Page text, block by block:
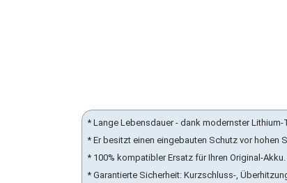
* Lange Lebensdauer - dank modernster
* Er besitzt einen eingebauten Schutz vor hohen
* 100% kompatibler Ersatz für Ihren Original-Akku.
* Garantierte Sicherheit: Kurzschluss-,